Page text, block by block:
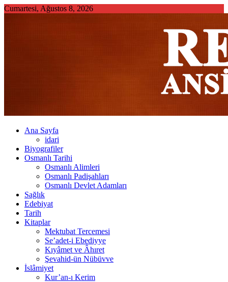
Skip
Cumartesi, Ağustos 8, 2026
Ana Sayfa
idari
Biyografiler
Osmanlı Tarihi
Osmanlı Alimleri
Osmanlı Padişahları
Osmanlı Devlet Adamları
Sağlık
Edebiyat
Tarih
Kitaplar
Mektubat Tercemesi
Se’adet-i Ebediyye
Kıyâmet ve Âhıret
Şevahid-ün Nübüvve
İslâmiyet
Kur’an-ı Kerim